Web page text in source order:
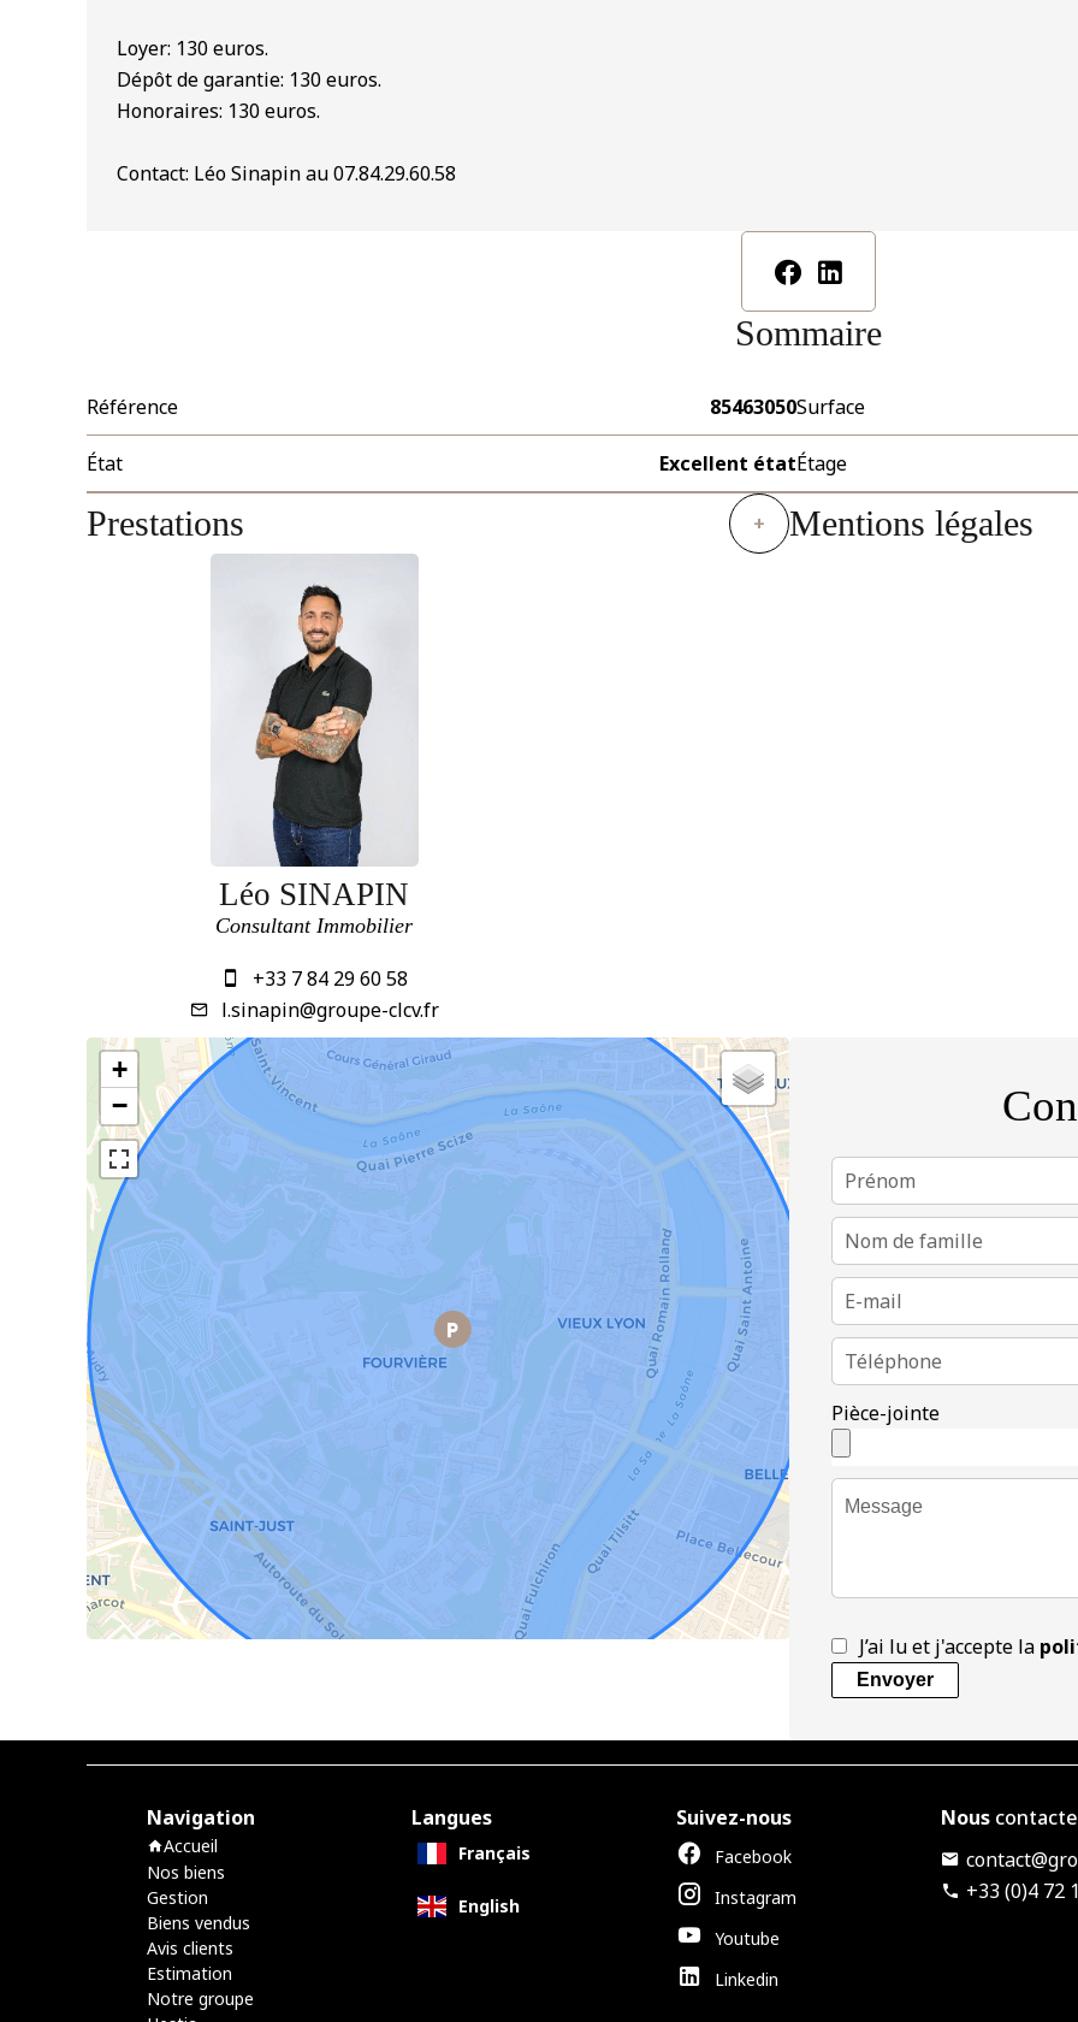
Loyer: 130 euros.
Dépôt de garantie: 130 euros.
Honoraires: 130 euros.
Contact: Léo Sinapin au 07.84.29.60.58
Sommaire
Référence 85463050Surface
État Excellent étatÉtage
Prestations + Mentions légales
Léo SINAPIN
Consultant Immobilier
+33 7 84 29 60 58
l.sinapin@groupe-clcv.fr
+
−
Pièce-jointe
J’ai lu et j'accepte la
Envoyer
Navigation
Accueil
Nos biens
Gestion
Biens vendus
Avis clients
Estimation
Notre groupe
Langues
Français
English
Suivez-nous
Facebook
Instagram
Youtube
Linkedin
Nous
+33 (0)4 72